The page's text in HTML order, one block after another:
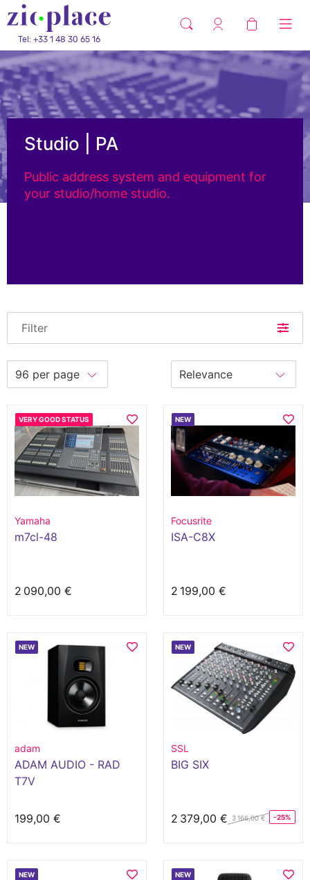
Tel: +33 1 48 30 65 16
Studio | PA
Public address system and equipment for
your studio/home studio.
Filter
VERY GOOD STATUS
Yamaha
m7cl-48
2 090,00 €
NEW
Focusrite
ISA-C8X
2 199,00 €
NEW
adam
ADAM AUDIO - RAD
T7V
199,00 €
NEW
SSL
BIG SIX
2 379,00 € 3 166,00 € -25%
NEW NEW